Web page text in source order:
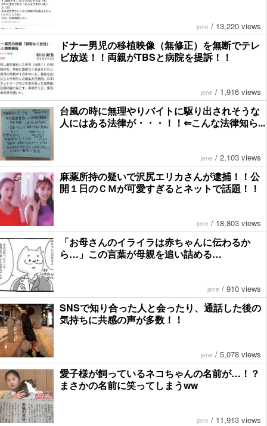
jene / 13,220 views
ドナー男児の移植映像（無修正）を無断でテレ
ビ放送！！両親がTBSと病院を提訴！！
jene / 1,916 views
台風の時に無理やりバイトに駆り出されそうな
人にはある法律が・・・！！⇐こんな法律知ら...
jene / 2,103 views
麻薬所持の疑いで沢尻エリカさんが逮捕！！公
開１日のＣＭが可愛すぎるとネットで話題！！
jene / 18,803 views
「お母さんのイライラは赤ちゃんに伝わるか
ら…」この言葉が母親を追い詰める…
jene / 910 views
SNSで知り合った人と会ったり、通話した後の
気持ちに共感の声が多数！！
jene / 5,078 views
愛子様が飼っているネコちゃんの名前が…！？
まさかの名前に笑ってしまうww
jene / 11,913 views